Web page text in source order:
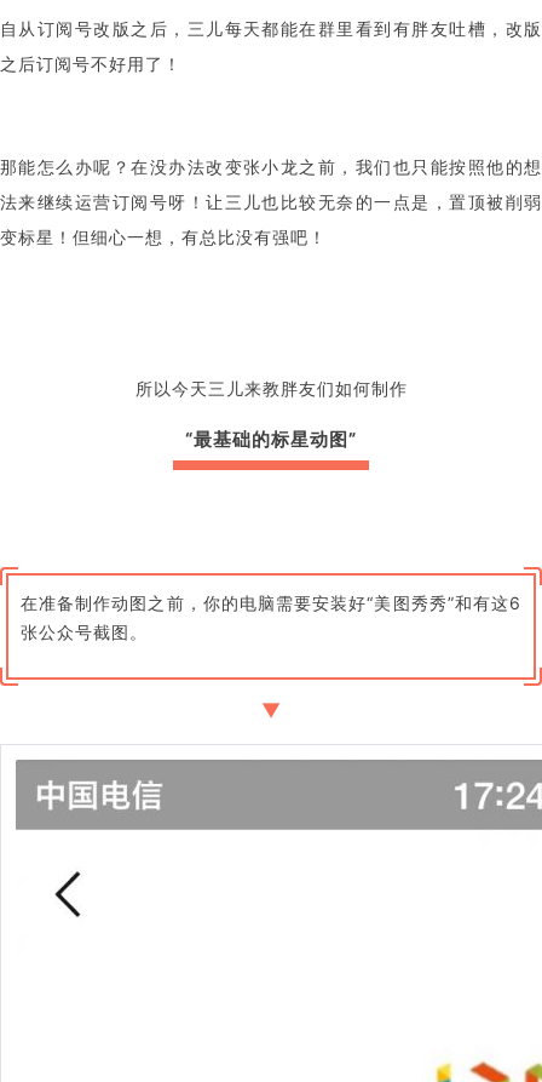
自从订阅号改版之后，三儿每天都能在群里看到有胖友吐槽，改版
之后订阅号不好用了！
那能怎么办呢？在没办法改变张小龙之前，我们也只能按照他的想
法来继续运营订阅号呀！让三儿也比较无奈的一点是，置顶被削弱
变标星！但细心一想，有总比没有强吧！
所以今天三儿来教胖友们如何制作
“最基础的标星动图”
在准备制作动图之前，你的电脑需要安装好“美图秀秀”和有这6
张公众号截图。
▼